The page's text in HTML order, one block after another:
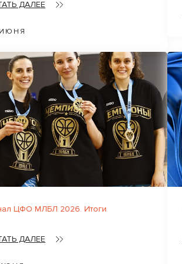
ДАЛЕЕ
ЦФО МЛБЛ 2026. Итоги
ДАЛЕЕ